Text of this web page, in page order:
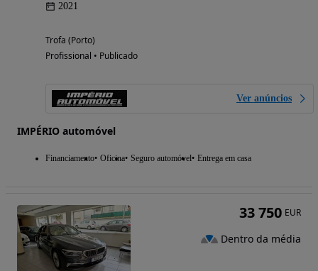
2021
Trofa (Porto)
Profissional • Publicado
Ver anúncios
IMPÉRIO automóvel
Financiamento Oficina Seguro automóvel Entrega em casa
33 750 EUR
Dentro da média